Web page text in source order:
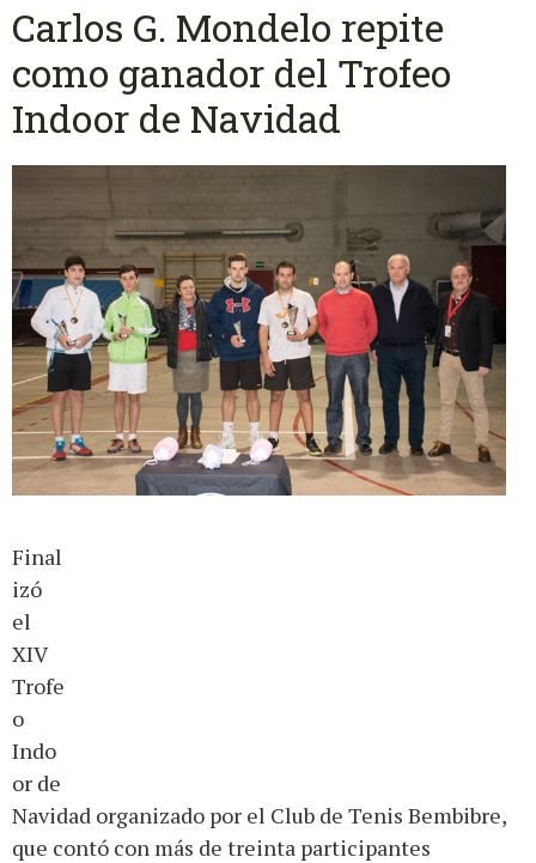
Carlos G. Mondelo repite
como ganador del Trofeo
Indoor de Navidad
Final
izó
el
XIV
Trofe
o
Indo
or de
Navidad organizado por el Club de Tenis Bembibre,
que contó con más de treinta participantes